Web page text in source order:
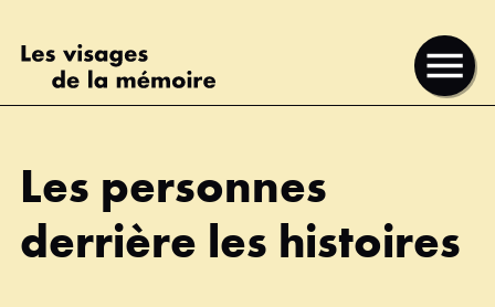
Direkt
zum
Inhalt
Direkt
zum
Footer
Visages
de
la
Ouvrir
le
Les personnes
derrière les histoires